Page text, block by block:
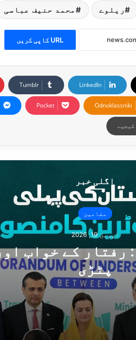
ریلوے محمد حنیف عباسی
URL کاپی کریں
LinkedIn
Tumblr
Odnoklassniki
Pocket
کیجیے
اگلی خبر
مضامین
اپریل 19, 2026
رفتار کے خواب
پٹڑی
اور حقیقت کی پٹڑی